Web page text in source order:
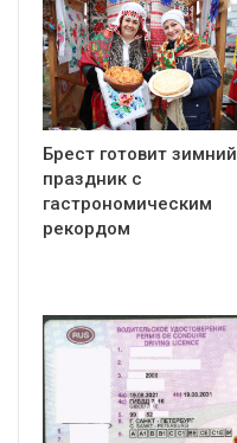
Брест готовит зимний
праздник с
гастрономическим
рекордом